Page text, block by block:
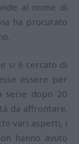
al nome di
ha procurato
si è cercato di
essere per
serie dopo 20
da affrontare.
vari aspetti, i
hanno avuto